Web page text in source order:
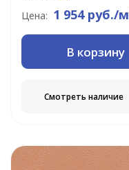
Цена: 1 954 руб./м
В корзину
Смотреть наличие